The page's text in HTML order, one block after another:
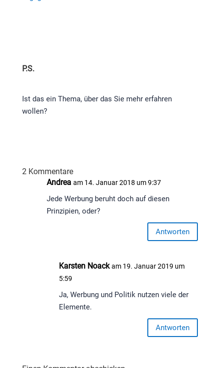
P.S.
Ist das ein Thema, über das Sie mehr erfahren
wollen?
2 Kommentare
Andrea am 14. Januar 2018 um 9:37
Jede Werbung beruht doch auf diesen
Prinzipien, oder?
Antworten
Karsten Noack am 19. Januar 2019 um
5:59
Ja, Werbung und Politik nutzen viele der
Elemente.
Antworten